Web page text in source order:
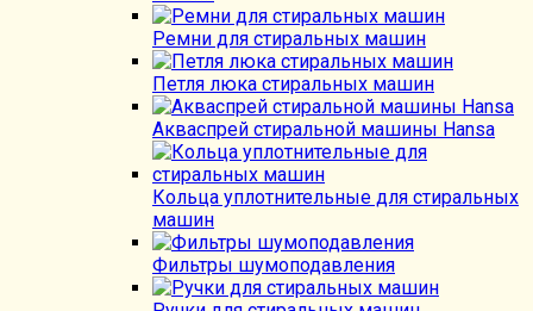
Ремни для стиральных машин
Петля люка стиральных машин
Акваспрей стиральной машины Hansa
Кольца уплотнительные для стиральных
машин
Фильтры шумоподавления